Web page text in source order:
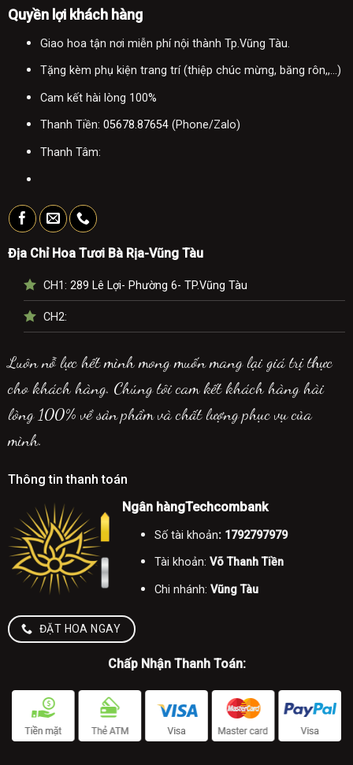
Quyền lợi khách hàng
Giao hoa tận nơi miễn phí nội thành Tp.Vũng Tàu.
Tặng kèm phụ kiện trang trí (thiệp chúc mừng, băng rôn,,...)
Cam kết hài lòng 100%
Thanh Tiền: 05678.87654(Phone/Zalo)
Thanh Tâm:
Địa Chỉ Hoa Tươi Bà Rịa-Vũng Tàu
CH1: 289 Lê Lợi- Phường 6- TP.Vũng Tàu
CH2:
Luôn nỗ lực hết mình mong muốn mang lại giá trị thực
cho khách hàng. Chúng tôi cam kết khách hàng hài
lòng 100% về sản phẩm và chất lượng phục vụ của
mình.
Thông tin thanh toán
Ngân hàngTechcombank
Số tài khoản: 1792797979
Tài khoản: Võ Thanh Tiền
Chi nhánh: Vũng Tàu
ĐẶT HOA NGAY
Chấp Nhận Thanh Toán: